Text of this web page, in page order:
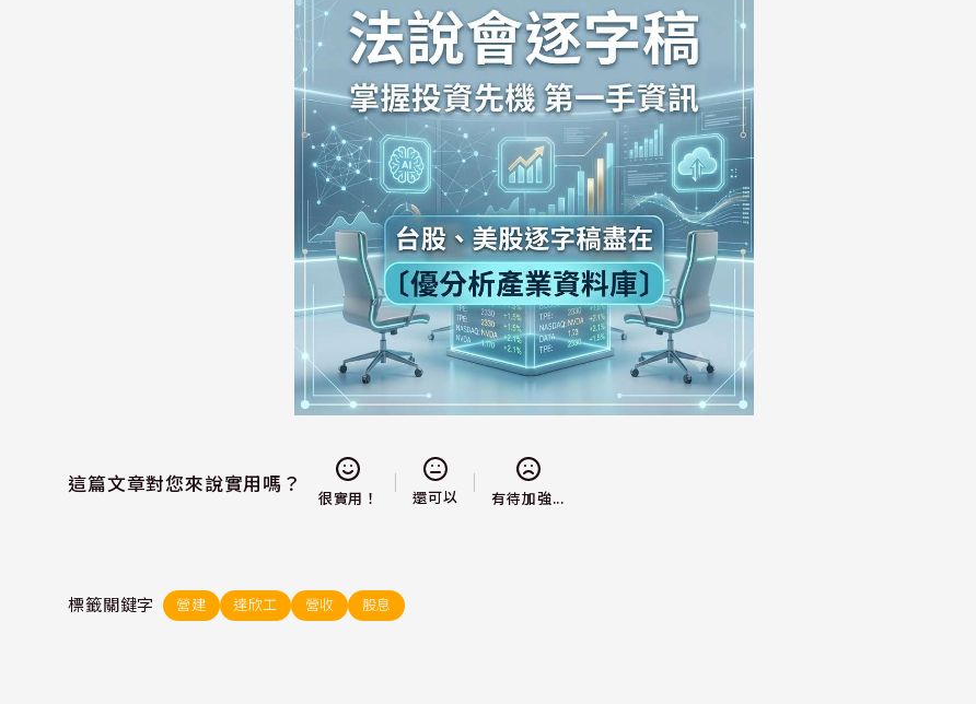
這篇文章對您來說實用嗎？
很實用！ 還可以 有待加強...
標籤關鍵字 營建 達欣工 營收 股息